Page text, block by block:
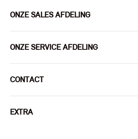
ONZE SALES AFDELING
ONZE SERVICE AFDELING
CONTACT
EXTRA